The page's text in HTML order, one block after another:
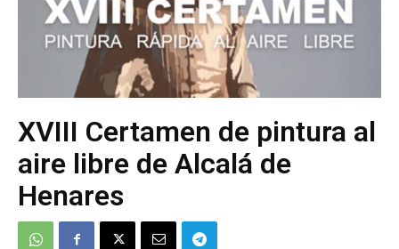
XVIII Certamen de pintura al
aire libre de Alcalá de
Henares